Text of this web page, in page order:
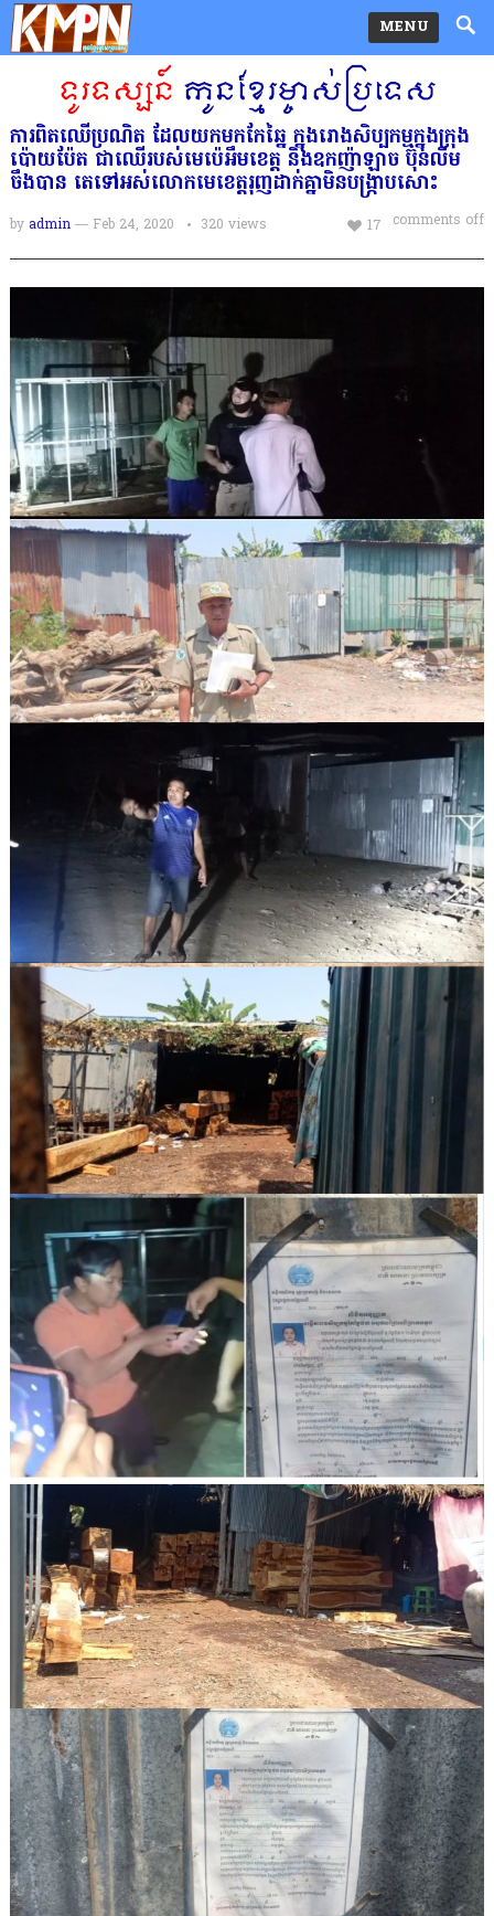
MENU
ការពិតឈើ​​ប្រណិ​ត ដែលយកមកកែឆ្នៃ ក្នុងរោងសិប្ប​កម្មក្នុងក្រុង
ប៉ោយប៉ែត ជាឈើ​របស់មេ​ប៉េអឹមខេត្ត និង​ឧ​កញ៉ា​ឡាច ប៊ុន​លីម​
ចឹងបាន​ តេទៅអស់លោកមេខេត្តរុញដាក់គ្នាមិនបង្រ្កាបសោះ
by admin — Feb 24, 2020 320 views comments off
17